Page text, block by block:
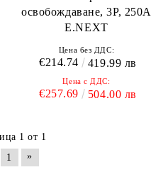
освобождаване, 3P, 250A
E.NEXT
Цена без ДДС:
€214.74 419.99 лв
Цена с ДДС:
€257.69 504.00 лв
1 от 1
1 »